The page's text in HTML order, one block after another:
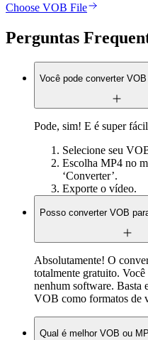
Choose VOB File
Perguntas
Você pode converter
Pode, sim! E é super
Selecione seu
Escolha MP4 no
‘Converter’.
Exporte o vídeo.
Posso converter VOB
Absolutamente! O
totalmente gratuito.
nenhum software. Basta
VOB como formatos de
Qual é melhor VOB ou